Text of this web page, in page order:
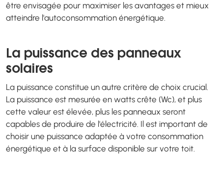
être envisagée pour maximiser les avantages et mieux
atteindre l'autoconsommation énergétique.
La puissance des panneaux
solaires
La puissance constitue un autre critère de choix crucial.
La puissance est mesurée en watts crête (Wc), et plus
cette valeur est élevée, plus les panneaux seront
capables de produire de l'électricité. Il est important de
choisir une puissance adaptée à votre consommation
énergétique et à la surface disponible sur votre toit.